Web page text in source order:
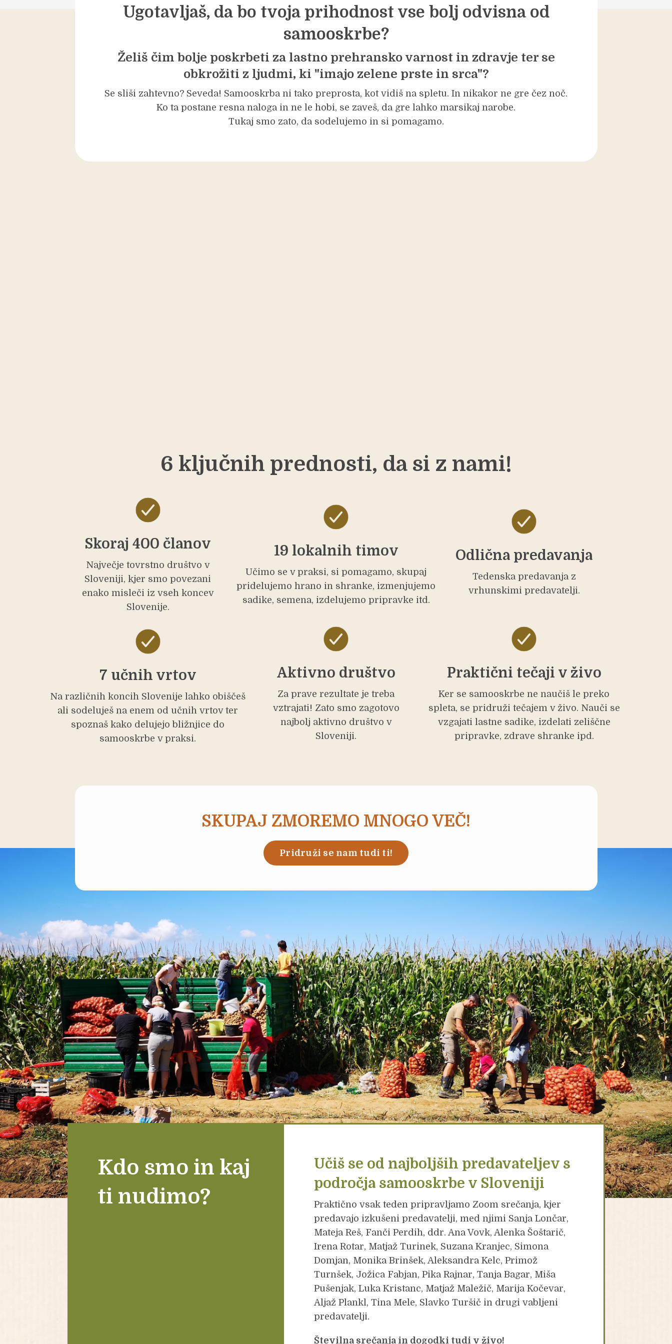
Ugotavljaš, da bo tvoja prihodnost vse bolj odvisna od
samooskrbe?
Želiš čim bolje poskrbeti za lastno prehransko varnost in zdravje ter se
obkrožiti z ljudmi, ki "imajo zelene prste in srca"?
Se sliši zahtevno? Seveda! Samooskrba ni tako preprosta, kot vidiš na spletu. In nikakor ne gre čez noč.
Ko ta postane resna naloga in ne le hobi, se zaveš, da gre lahko marsikaj narobe.
Tukaj smo zato, da sodelujemo in si pomagamo.
6 ključnih prednosti, da si z nami!
Skoraj 400 članov
Največje tovrstno društvo v
Sloveniji, kjer smo povezani
enako misleči iz vseh koncev
Slovenije.
19 lokalnih timov
Učimo se v praksi, si pomagamo, skupaj
pridelujemo hrano in shranke, izmenjujemo
sadike, semena, izdelujemo pripravke itd.
Odlična predavanja
Tedenska predavanja z
vrhunskimi predavatelji.
7 učnih vrtov
Na različnih koncih Slovenije lahko obiščeš
ali sodeluješ na enem od učnih vrtov ter
spoznaš kako delujejo bližnjice do
samooskrbe v praksi.
Aktivno društvo
Za prave rezultate je treba
vztrajati! Zato smo zagotovo
najbolj aktivno društvo v
Sloveniji.
Praktični tečaji v živo
Ker se samooskrbe ne naučiš le preko
spleta, se pridruži tečajem v živo. Nauči se
vzgajati lastne sadike, izdelati zeliščne
pripravke, zdrave shranke ipd.
SKUPAJ ZMOREMO MNOGO VEČ!
Pridruži se nam tudi ti!
Kdo smo in kaj
ti nudimo?
Učiš se od najboljših predavateljev s
področja samooskrbe v Sloveniji
Praktično vsak teden pripravljamo Zoom srečanja, kjer
predavajo izkušeni predavatelji, med njimi Sanja Lončar,
Mateja Reš, Fanči Perdih, ddr. Ana Vovk, Alenka Šoštarič,
Irena Rotar, Matjaž Turinek, Suzana Kranjec, Simona
Domjan, Monika Brinšek, Aleksandra Kelc, Primož
Turnšek, Jožica Fabjan, Pika Rajnar, Tanja Bagar, Miša
Pušenjak, Luka Kristanc, Matjaž Maležič, Marija Kočevar,
Aljaž Plankl, Tina Mele, Slavko Turšič in drugi vabljeni
predavatelji.
Številna srečanja in dogodki tudi v živo!